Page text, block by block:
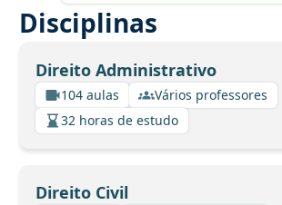
Disciplinas
Direito Administrativo
104 aulas
Vários professores
32 horas de estudo
Direito Civil